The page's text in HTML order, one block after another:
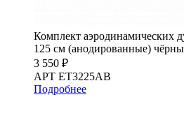
Комплект аэродинамических
125 см (анодированные)
3 550 ₽
АРТ ET3225AB
Подробнее